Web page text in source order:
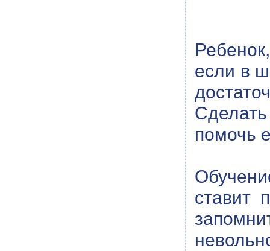
если в
помочь
ставит